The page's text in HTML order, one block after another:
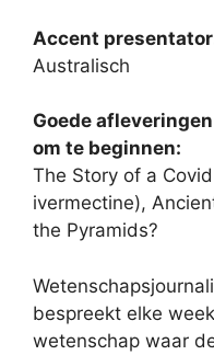
Accent
Australisch
Goede afleveringen
om te beginnen:
The Story of a
ivermectine),
the Pyramids?
bespreekt elke
wetenschap waar